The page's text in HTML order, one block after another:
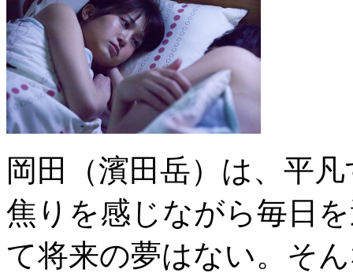
岡田（濱田岳）は、平
焦りを感じながら毎日
て将来の夢はない。そ